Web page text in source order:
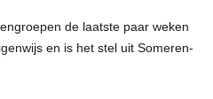
de laatste paar weken
en is het stel uit Someren-